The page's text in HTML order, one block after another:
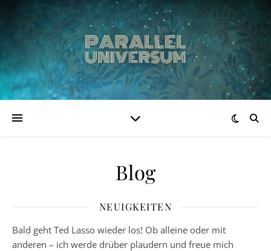
Blog
NEUIGKEITEN
Bald geht Ted Lasso wieder los! Ob alleine oder mit
anderen – ich werde drüber plaudern und freue mich